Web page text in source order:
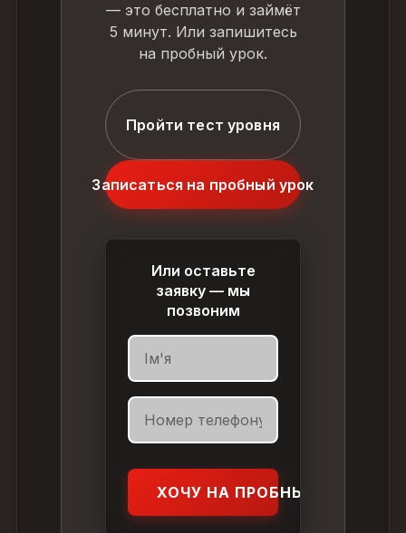
— это бесплатно и займёт
5 минут. Или запишитесь
на пробный урок.
Пройти тест уровня
Записаться на пробный урок
Или оставьте
заявку — мы
позвоним
ХОЧУ НА ПРОБНЫЙ УРОК